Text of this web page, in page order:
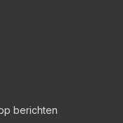
berichten